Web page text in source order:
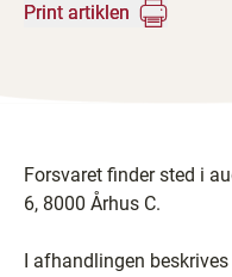
Print artiklen
Forsvaret finder sted i
6, 8000 Århus C.
I afhandlingen